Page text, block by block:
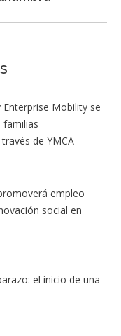
Mobility se
familias
de YMCA
empleo
social en
el inicio de una